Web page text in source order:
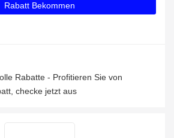
Rabatt Bekommen
Rabatte - Profitieren Sie von
checke jetzt aus